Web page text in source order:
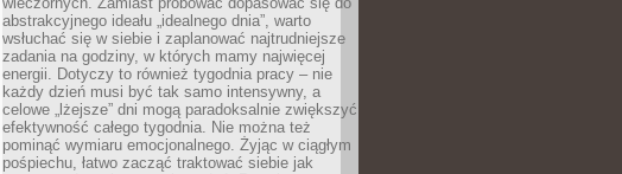
abstrakcyjnego ideału „idealnego dnia”, warto
wsłuchać się w siebie i zaplanować najtrudniejsze
zadania na godziny, w których mamy najwięcej
energii. Dotyczy to również tygodnia pracy – nie
każdy dzień musi być tak samo intensywny, a
celowe „lżejsze” dni mogą paradoksalnie zwiększyć
efektywność całego tygodnia. Nie można też
pominąć wymiaru emocjonalnego. Żyjąc w ciągłym
pośpiechu, łatwo zacząć traktować siebie jak